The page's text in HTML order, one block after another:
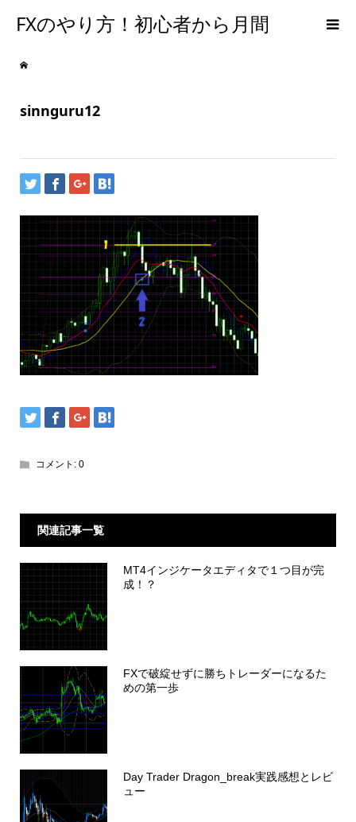
FXのやり方！初心者から月間
300PIPSを達成するための手法
【メンタルFX】
sinnguru12
コメント: 0
関連記事一覧
MT4インジケータエディタで１つ目が完
成！？
FXで破綻せずに勝ちトレーダーになるた
めの第一歩
Day Trader Dragon_break実践感想とレビ
ュー